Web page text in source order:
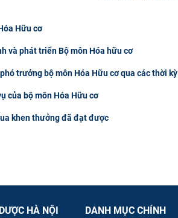
Hữu cơ
và phát triển Bộ môn Hóa hữu cơ
trưởng bộ môn Hóa Hữu cơ qua các thời kỳ
của bộ môn Hóa Hữu cơ
khen thưởng đã đạt được
HÀ NỘI DANH MỤC CHÍNH